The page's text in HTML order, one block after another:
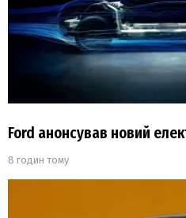
Ford анонсував новий
8 годин тому